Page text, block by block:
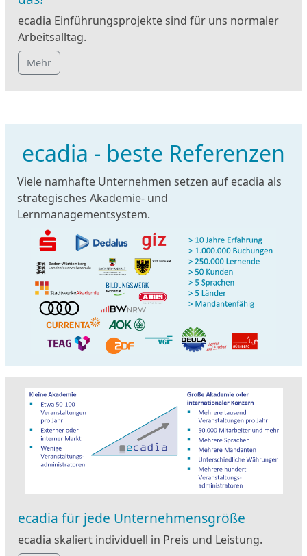
ecadia Einführungsprojekte sind für uns normaler
Arbeitsalltag.
Mehr
ecadia - beste Referenzen
Viele namhafte Unternehmen setzen auf ecadia als
strategisches Akademie- und
Lernmanagementsystem.
ecadia für jede Unternehmensgröße
ecadia skaliert individuell in Preis und Leistung.